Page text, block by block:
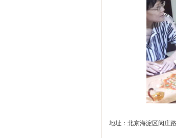
地址：北京海淀区闵庄路